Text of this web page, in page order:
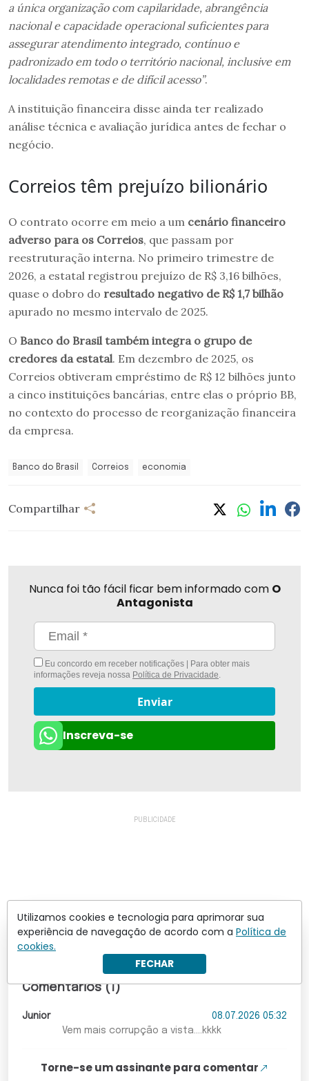
a única organização com capilaridade, abrangência
nacional e capacidade operacional suficientes para
assegurar atendimento integrado, contínuo e
padronizado em todo o território nacional, inclusive em
localidades remotas e de difícil acesso”.
A instituição financeira disse ainda ter realizado
análise técnica e avaliação jurídica antes de fechar o
negócio.
Correios têm prejuízo bilionário
O contrato ocorre em meio a um cenário financeiro
adverso para os Correios, que passam por
reestruturação interna. No primeiro trimestre de
2026, a estatal registrou prejuízo de R$ 3,16 bilhões,
quase o dobro do resultado negativo de R$ 1,7 bilhão
apurado no mesmo intervalo de 2025.
O Banco do Brasil também integra o grupo de
credores da estatal. Em dezembro de 2025, os
Correios obtiveram empréstimo de R$ 12 bilhões junto
a cinco instituições bancárias, entre elas o próprio BB,
no contexto do processo de reorganização financeira
da empresa.
Banco do Brasil Correios economia
Compartilhar
Nunca foi tão fácil ficar bem informado com O
Antagonista
Eu concordo em receber notificações | Para obter mais
informações reveja nossa Política de Privacidade.
Enviar
Inscreva-se
Os comentários não representam a opinião do site; a
responsabilidade pelo conteúdo postado é do autor da
Comentários (1)
Junior
08.07.2026 05:32
Vem mais corrupção a vista....kkkk
Torne-se um assinante para comentar
Utilizamos cookies e tecnologia para aprimorar sua
experiência de navegação de acordo com a Política de
cookies.
FECHAR